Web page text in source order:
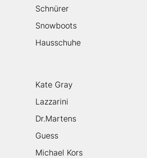
Schnürer
Snowboots
Hausschuhe
Kate Gray
Lazzarini
Dr.Martens
Guess
Michael Kors